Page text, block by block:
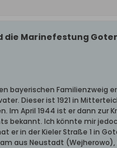
die Marinefestung
bayerischen Familienzweig
Dieser ist 1921 in
Im April 1944 ist er dann zur
bekannt. Ich könnte mir
er in der Kieler Straße 1 in
aus Neustadt (Wejherowo),